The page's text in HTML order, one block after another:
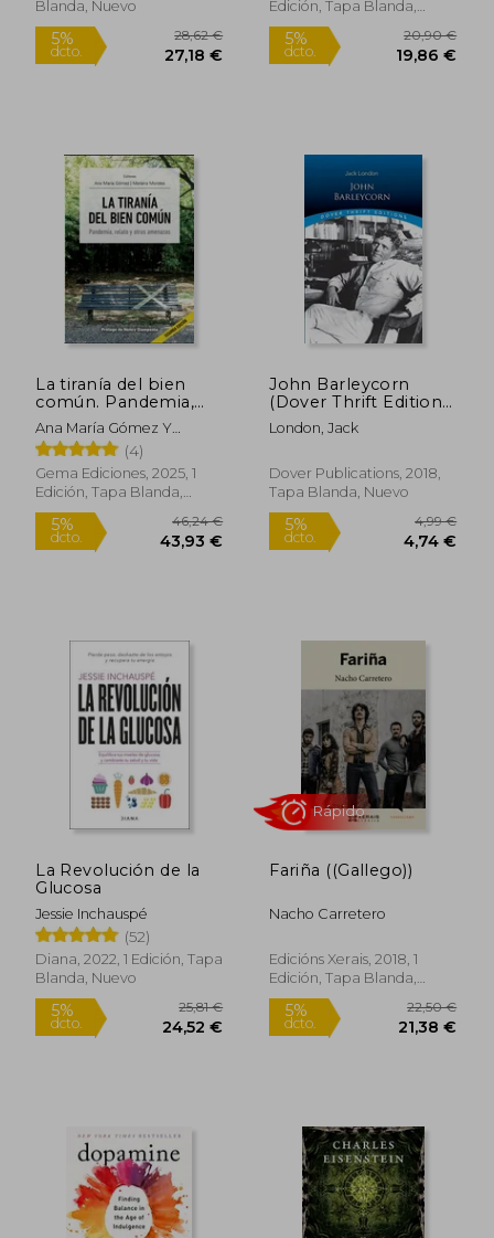
Blanda, Nuevo
5% 28,62 €
Edición, Tapa Blanda,
Nuevo
5%
La tiranía del bien
común. Pandemia,
relato y otras
amenazas 2 edicion
Ana María Gómez Y
Mariana Morales (editoras),
(4)
Gema Ediciones, 2025, 1
Edición, Tapa Blanda,
Nuevo
5%
dcto.
46,24 €
John Barleycorn
(Dover Thrift Editions)
(en Inglés)
London, Jack
Dover Publications, 2018,
Tapa Blanda, Nuevo
5%
La Revolución de la
Glucosa
Jessie Inchauspé
(52)
Diana, 2022, 1 Edición, Tapa
Blanda, Nuevo
Fariña ((Gallego))
Nacho Carretero
Edicións Xerais, 2018, 1
Edición, Tapa Blanda,
Nuevo
Rápido